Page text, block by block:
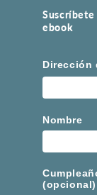
ebook
Dirección
Nombre
(opcional)